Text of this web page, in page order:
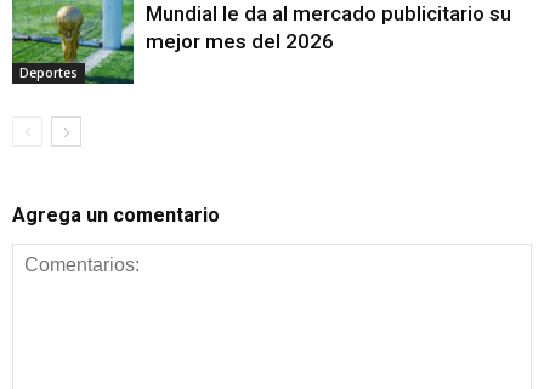
Deportes
Mundial le da al mercado publicitario su
mejor mes del 2026
Agrega un comentario